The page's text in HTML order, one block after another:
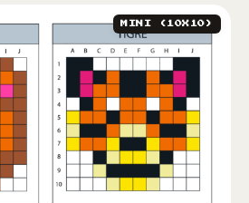
MINI (10X10)